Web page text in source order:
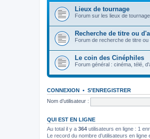
Lieux de tournage
Forum sur les lieux de
Recherche de titre ou
Forum de recherche de titre
Le coin des Cinéphiles
Forum général : cinéma, télé,
CONNEXION • S’ENREGISTRER
Nom d’utilisateur :
QUI EST EN LIGNE
Au total il y a 364 utilisateurs en ligne : 1
Le record du nombre d’utilisateurs en ligne